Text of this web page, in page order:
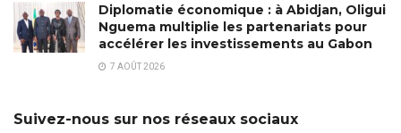
Diplomatie économique : à Abidjan, Oligui
Nguema multiplie les partenariats pour
accélérer les investissements au Gabon
7 AOÛT 2026
Suivez-nous sur nos réseaux sociaux